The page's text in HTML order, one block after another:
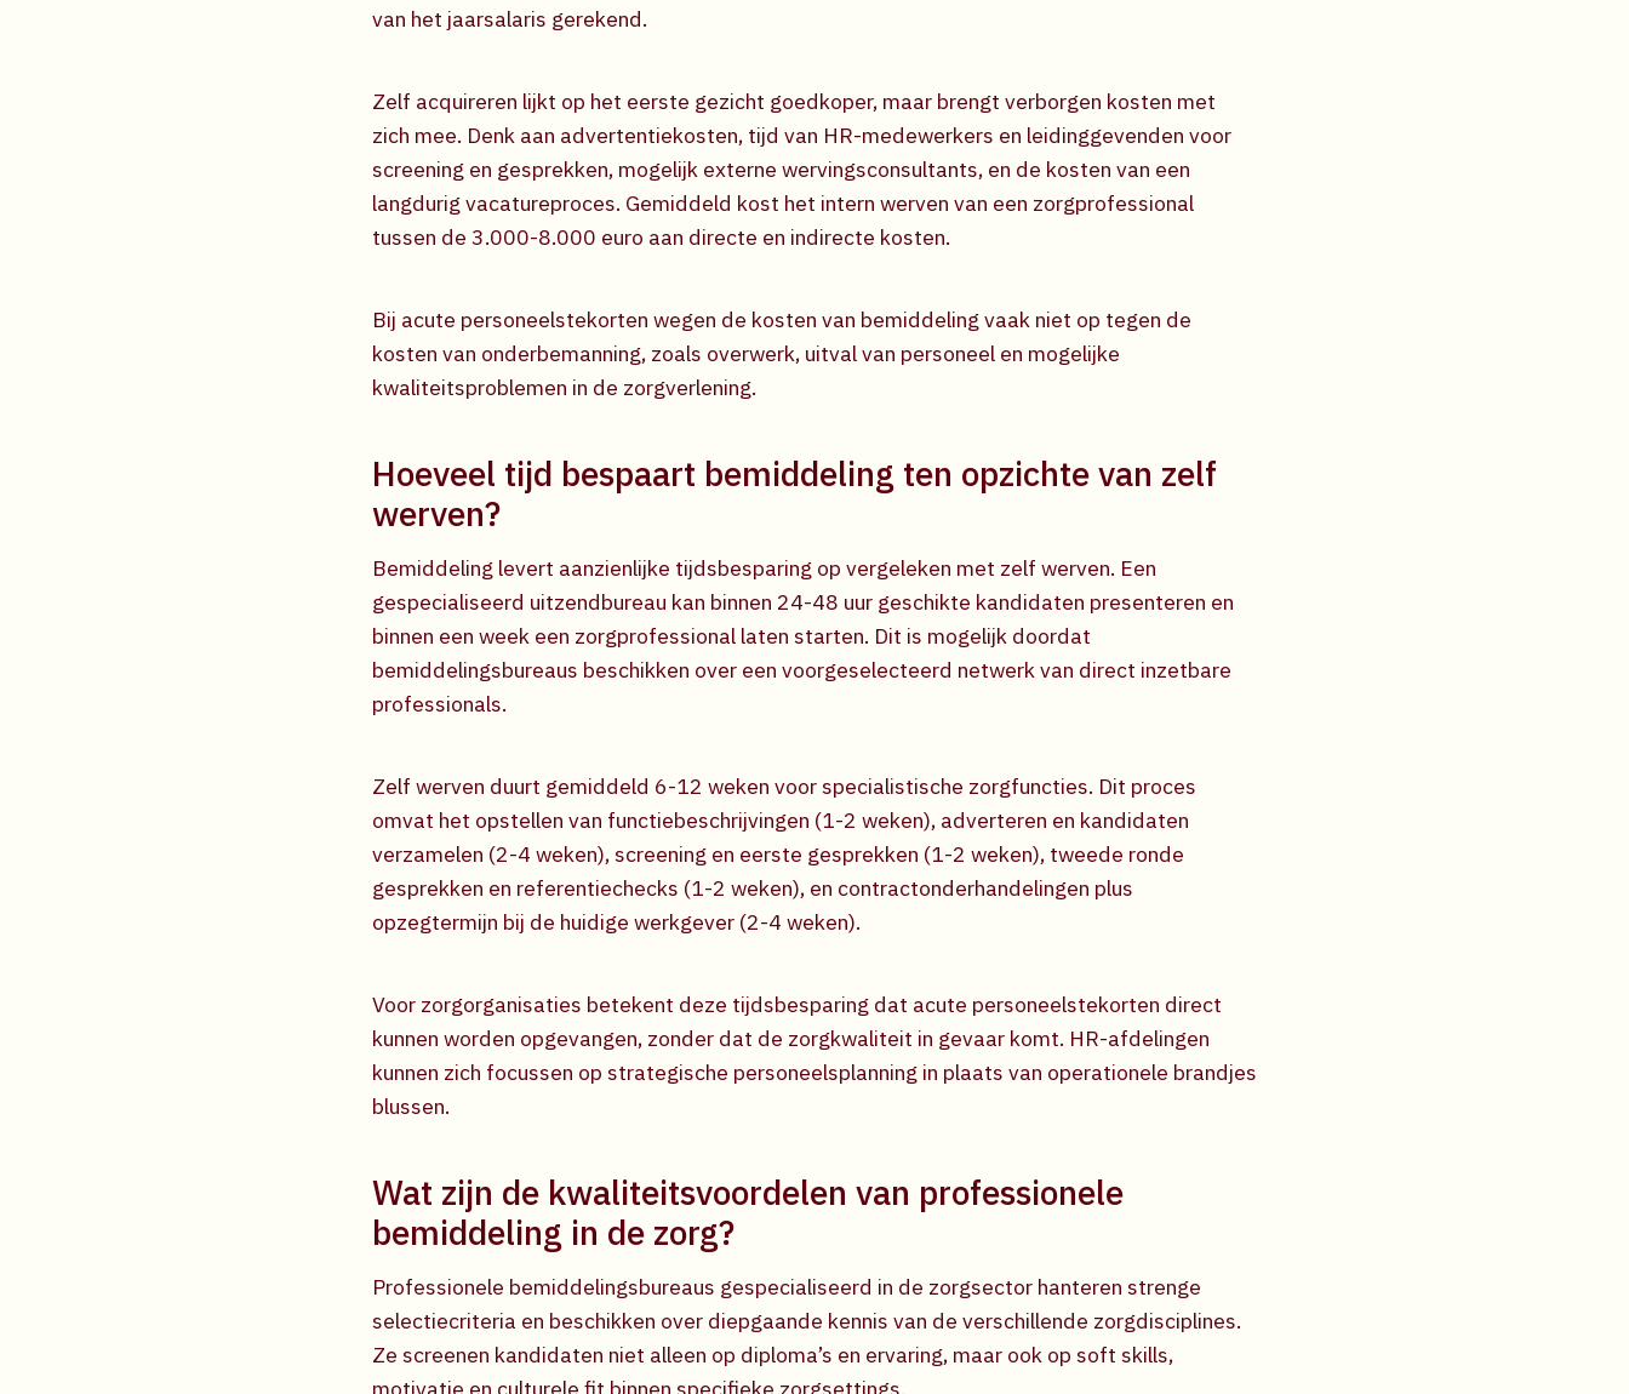
van het jaarsalaris gerekend.
Zelf acquireren lijkt op het eerste gezicht goedkoper, maar brengt verborgen kosten met
zich mee. Denk aan advertentiekosten, tijd van HR-medewerkers en leidinggevenden voor
screening en gesprekken, mogelijk externe wervingsconsultants, en de kosten van een
langdurig vacatureproces. Gemiddeld kost het intern werven van een zorgprofessional
tussen de 3.000-8.000 euro aan directe en indirecte kosten.
Bij acute personeelstekorten wegen de kosten van bemiddeling vaak niet op tegen de
kosten van onderbemanning, zoals overwerk, uitval van personeel en mogelijke
kwaliteitsproblemen in de zorgverlening.
Hoeveel tijd bespaart bemiddeling ten opzichte van zelf
werven?
Bemiddeling levert aanzienlijke tijdsbesparing op vergeleken met zelf werven. Een
gespecialiseerd uitzendbureau kan binnen 24-48 uur geschikte kandidaten presenteren en
binnen een week een zorgprofessional laten starten. Dit is mogelijk doordat
bemiddelingsbureaus beschikken over een voorgeselecteerd netwerk van direct inzetbare
professionals.
Zelf werven duurt gemiddeld 6-12 weken voor specialistische zorgfuncties. Dit proces
omvat het opstellen van functiebeschrijvingen (1-2 weken), adverteren en kandidaten
verzamelen (2-4 weken), screening en eerste gesprekken (1-2 weken), tweede ronde
gesprekken en referentiechecks (1-2 weken), en contractonderhandelingen plus
opzegtermijn bij de huidige werkgever (2-4 weken).
Voor zorgorganisaties betekent deze tijdsbesparing dat acute personeelstekorten direct
kunnen worden opgevangen, zonder dat de zorgkwaliteit in gevaar komt. HR-afdelingen
kunnen zich focussen op strategische personeelsplanning in plaats van operationele brandjes
blussen.
Wat zijn de kwaliteitsvoordelen van professionele
bemiddeling in de zorg?
Professionele bemiddelingsbureaus gespecialiseerd in de zorgsector hanteren strenge
selectiecriteria en beschikken over diepgaande kennis van de verschillende zorgdisciplines.
Ze screenen kandidaten niet alleen op diploma’s en ervaring, maar ook op soft skills,
motivatie en culturele fit binnen specifieke zorgsettings.